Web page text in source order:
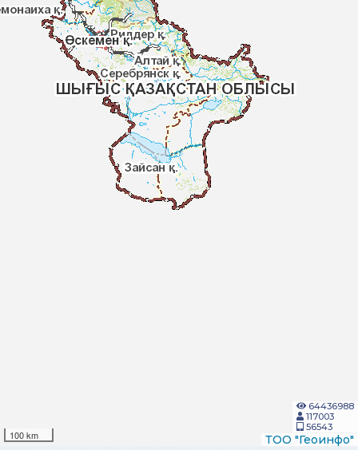
100 km ТОО "Геоинфо"
64436988
117003
56543